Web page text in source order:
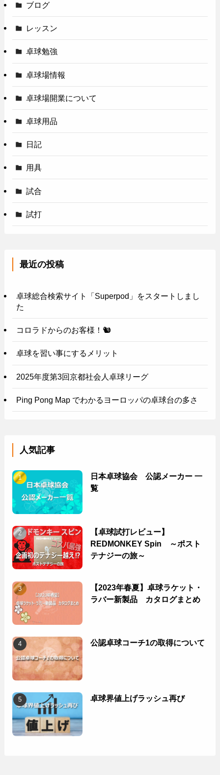
ブログ
レッスン
卓球勉強
卓球場情報
卓球場開業について
卓球用品
日記
用具
試合
試打
最近の投稿
卓球総合検索サイト「Superpod」をスタートしまし
た
コロラドからのお客様！🐿️
卓球を習い事にするメリット
2025年度第3回京都社会人卓球リーグ
Ping Pong Map でわかるヨーロッパの卓球台の多さ
人気記事
日本卓球協会 公認メーカー 一
覧
【卓球試打レビュー】
REDMONKEY Spin ～ポスト
テナジーの旅～
【2023年春夏】卓球ラケット・
ラバー新製品 カタログまとめ
公認卓球コーチ1の取得について
卓球界値上げラッシュ再び